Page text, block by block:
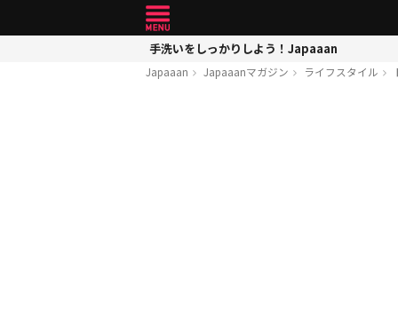
手洗いをしっかりしよう！Japaaan
Japaaan Japaaanマガジン ライフスタイル